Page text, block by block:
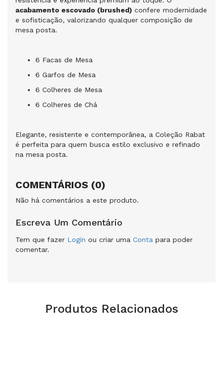
acabamento escovado (brushed) confere modernidade
e sofisticação, valorizando qualquer composição de
mesa posta.
6 Facas de Mesa
6 Garfos de Mesa
6 Colheres de Mesa
6 Colheres de Chá
Elegante, resistente e contemporânea, a Coleção Rabat
é perfeita para quem busca estilo exclusivo e refinado
na mesa posta.
COMENTÁRIOS (0)
Não há comentários a este produto.
Escreva Um Comentário
Tem que fazer Login ou criar uma Conta para poder
comentar.
Produtos Relacionados